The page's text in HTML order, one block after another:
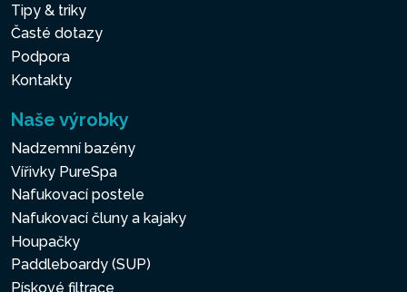
Tipy & triky
Časté dotazy
Podpora
Kontakty
Naše výrobky
Nadzemní bazény
Vířivky PureSpa
Nafukovací postele
Nafukovací čluny a kajaky
Houpačky
Paddleboardy (SUP)
Pískové filtrace